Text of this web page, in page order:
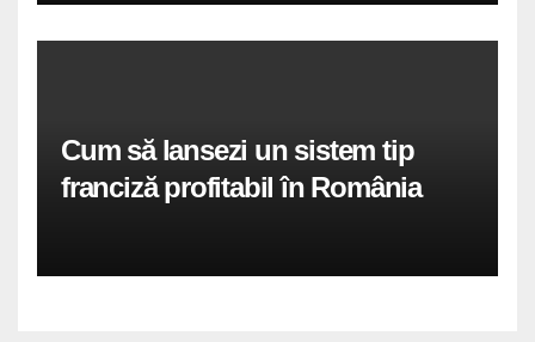
Cum să lansezi un sistem tip
franciză profitabil în România